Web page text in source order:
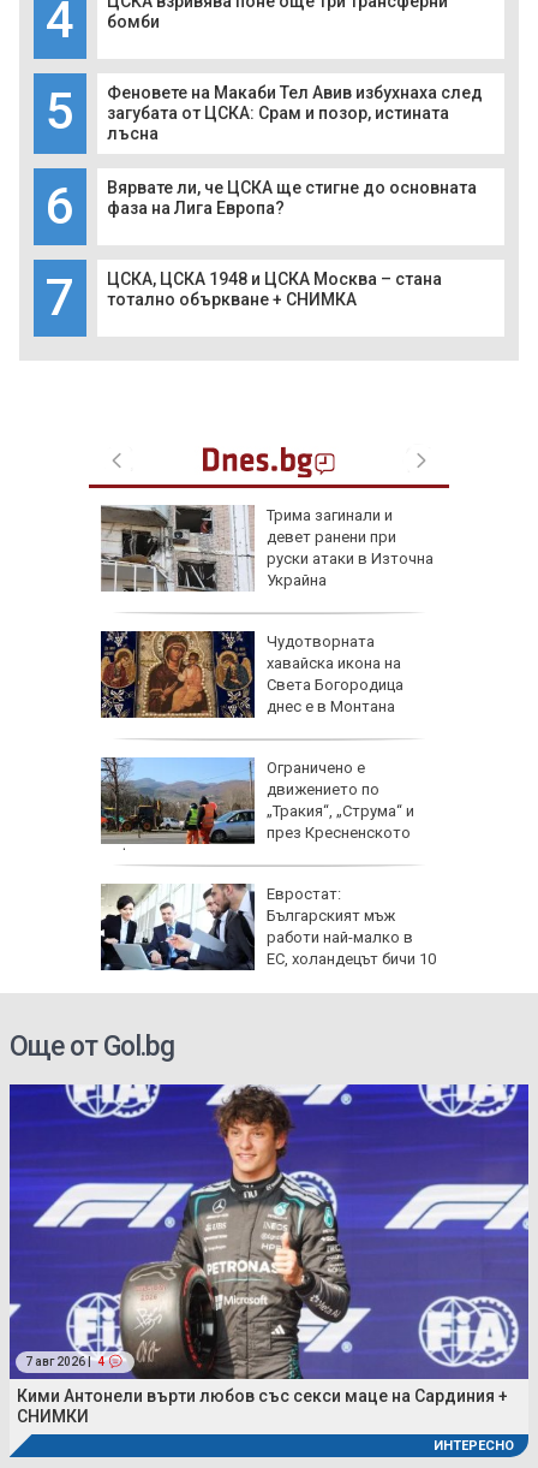
4
бомби
5
Феновете на Макаби Тел Авив избухнаха след
загубата от ЦСКА: Срам и позор, истината
лъсна
6
Вярвате ли, че ЦСКА ще стигне до основната
фаза на Лига Европа?
7
ЦСКА, ЦСКА 1948 и ЦСКА Москва – стана
тотално объркване + СНИМКА
Трима загинали и
девет ранени при
руски атаки в Източна
Украйна
Чудотворната
хавайска икона на
Света Богородица
днес е в Монтана
Ограничено е
движението по
„Тракия“, „Струма“ и
през Кресненското
дефиле
Евростат:
Българският мъж
работи най-малко в
ЕС, холандецът бичи 10
Още от Gol.bg
7 авг 2026 | 4
Кими Антонели върти любов със секси маце на Сардиния +
СНИМКИ
ИНТЕРЕСНО